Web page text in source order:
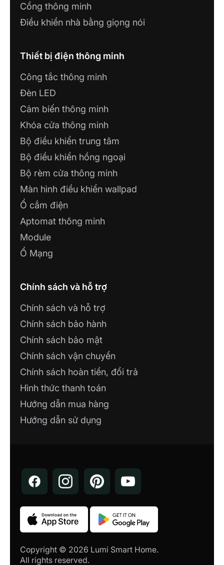
Cổng thông minh
Điều khiển nhà bằng giọng nói
Thiết bị điện thông minh
Công tắc thông minh
Đèn LED
Cảm biến thông minh
Khóa cửa thông minh
Bộ điều khiển trung tâm
Bộ điều khiển hồng ngoại
Bộ rèm cửa thông minh
Màn hình điều khiển wallpad
Ổ cắm điện
Aptomat thông minh
Module
Ổ Mạng
Chính sách và hỗ trợ
Chính sách và hỗ trợ
Chính sách bảo hành
Chính sách bảo mật
Chính sách vận chuyển
Chính sách hoàn tiền, đổi trả
Hình thức thanh toán
Hướng dẫn mua hàng
Hướng dẫn sử dụng
Copyright © 2026 Lumi Smart Home.
All rights reserved.